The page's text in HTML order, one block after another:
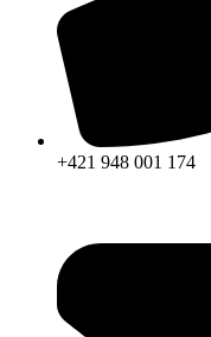
+421 948 001 174